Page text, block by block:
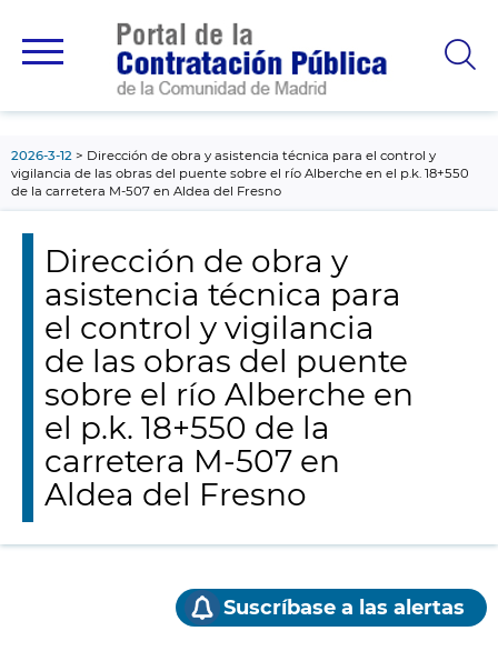
principal
2026-3-12
Dirección de obra y asistencia técnica para el control y
vigilancia de las obras del puente sobre el río Alberche en el p.k. 18+550
de la carretera M-507 en Aldea del Fresno
Dirección de obra y
asistencia técnica para
el control y vigilancia
de las obras del puente
sobre el río Alberche en
el p.k. 18+550 de la
carretera M-507 en
Aldea del Fresno
Suscríbase a las alertas